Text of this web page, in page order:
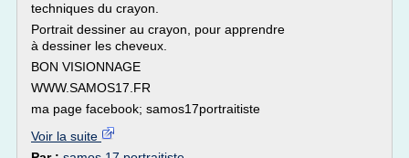
techniques du crayon.
Portrait dessiner au crayon, pour apprendre
à dessiner les cheveux.
BON VISIONNAGE
WWW.SAMOS17.FR
ma page facebook; samos17portraitiste
Voir la suite